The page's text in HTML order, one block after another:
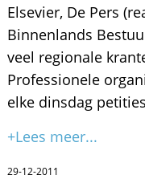
Elsevier, De Pers
Binnenlands
veel regionale
Professionele
elke dinsdag
+Lees meer...
29-12-2011